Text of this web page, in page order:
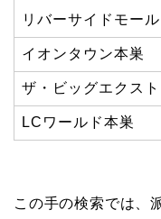
リバーサイドモール
イオンタウン本巣
ザ・ビッグエクス
LCワールド本巣
この手の検索では、